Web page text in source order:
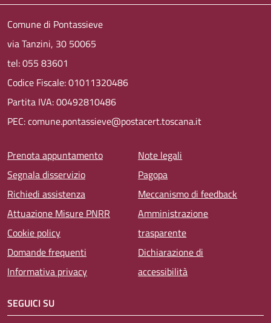
Comune di Pontassieve
via Tanzini, 30 50065
tel: 055 83601
Codice Fiscale: 01011320486
Partita IVA: 00492810486
PEC: comune.pontassieve@postacert.toscana.it
Menu piè di pagina
Prenota appuntamento
Segnala disservizio
Richiedi assistenza
Attuazione Misure PNRR
Cookie policy
Domande frequenti
Informativa privacy
Note legali
Pagopa
Meccanismo di feedback
Amministrazione
trasparente
Dichiarazione di
accessibilità
SEGUICI SU